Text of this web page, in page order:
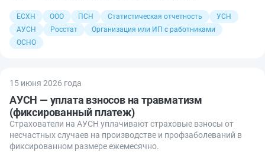
ЕСХН ООО ПСН Статистическая отчетность
УСН
АУСН
Росстат
Организация или ИП с работниками
ОСНО
15 июня 2026 года
АУСН — уплата взносов на травматизм
(фиксированный платеж)
Страхователи на АУСН уплачивают страховые взносы от
несчастных случаев на производстве и профзаболеваний в
фиксированном размере ежемесячно.